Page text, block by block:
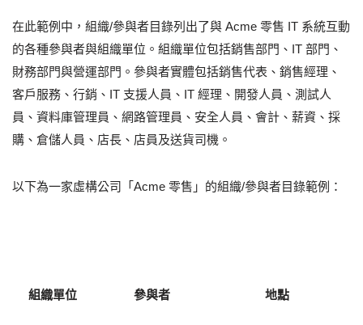
在此範例中，組織/參與者目錄列出了與 Acme 零售 IT 系統互動
的各種參與者與組織單位。組織單位包括銷售部門、IT 部門、
財務部門與營運部門。參與者實體包括銷售代表、銷售經理、
客戶服務、行銷、IT 支援人員、IT 經理、開發人員、測試人
員、資料庫管理員、網路管理員、安全人員、會計、薪資、採
購、倉儲人員、店長、店員及送貨司機。
以下為一家虛構公司「Acme 零售」的組織/參與者目錄範例：
組織單位 參與者 地點